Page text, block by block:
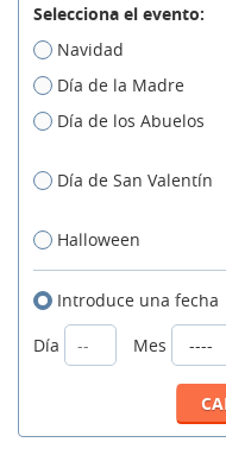
Selecciona el evento:
Navidad
Día de la Madre
Día de los Abuelos
Día de San Valentín
Halloween
Introduce una fecha
Día
Mes